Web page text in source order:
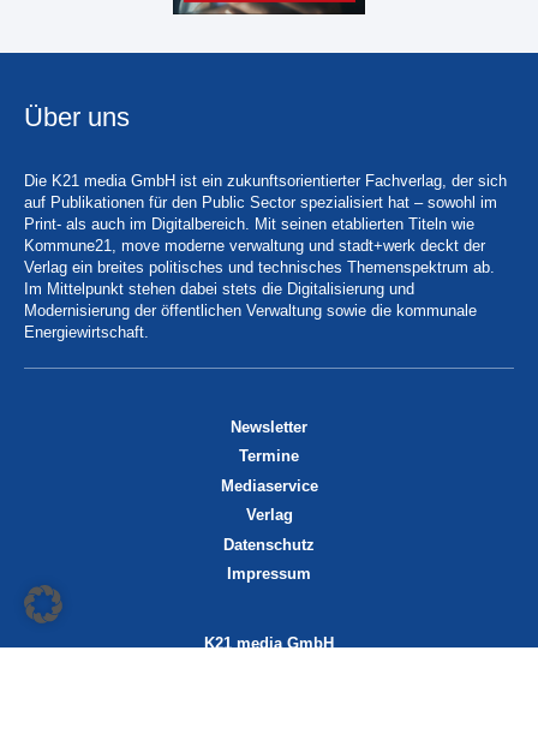
Über uns
Die K21 media GmbH ist ein zukunftsorientierter Fachverlag, der sich
auf Publikationen für den Public Sector spezialisiert hat – sowohl im
Print- als auch im Digitalbereich. Mit seinen etablierten Titeln wie
Kommune21, move moderne verwaltung und stadt+werk deckt der
Verlag ein breites politisches und technisches Themenspektrum ab.
Im Mittelpunkt stehen dabei stets die Digitalisierung und
Modernisierung der öffentlichen Verwaltung sowie die kommunale
Energiewirtschaft.
Newsletter
Termine
Mediaservice
Verlag
Datenschutz
Impressum
K21 media GmbH